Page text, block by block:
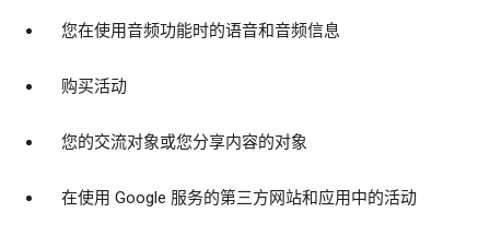
您在使用音频功能时的语音和音频信息
购买活动
您的交流对象或您分享内容的对象
在使用 Google 服务的第三方网站和应用中的活动